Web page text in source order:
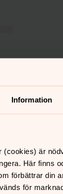
Information
(cookies) är
Här finns
förbättrar din
för